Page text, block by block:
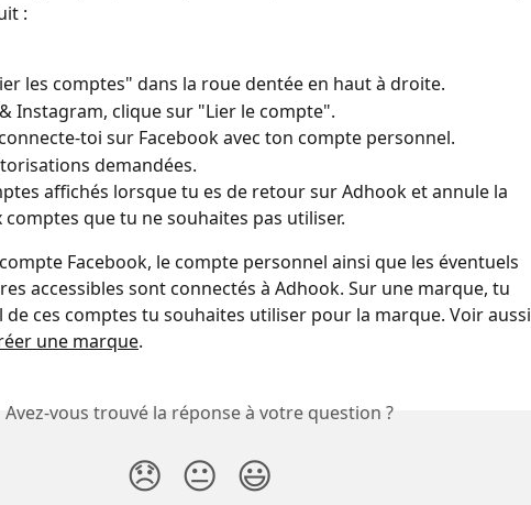
:
les comptes" dans la roue dentée en haut à droite.
Instagram, clique sur "Lier le compte".
toi sur Facebook avec ton compte personnel.
demandées.
affichés lorsque tu es de retour sur Adhook et annule la
que tu ne souhaites pas utiliser.
Facebook, le compte personnel ainsi que les éventuels
accessibles sont connectés à Adhook. Sur une marque, tu
de ces comptes tu souhaites utiliser pour la marque. Voir aussi
une marque.
Avez-vous trouvé la réponse à votre question ?
😞 😐 😃